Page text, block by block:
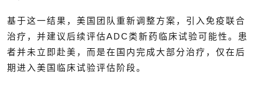
基于这一结果，美国团队重新调整方案，引入免疫联合
治疗，并建议后续评估ADC类新药临床试验可能性。患
者并未立即赴美，而是在国内完成大部分治疗，仅在后
期进入美国临床试验评估阶段。